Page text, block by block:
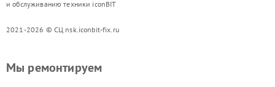
и обслуживанию техники iconBIT
2021-2026 © СЦ nsk.iconbit-fix.ru
Мы ремонтируем